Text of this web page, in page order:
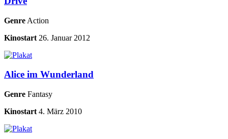
Genre Action
Kinostart 26. Januar 2012
Alice im Wunderland
Genre Fantasy
Kinostart 4. März 2010